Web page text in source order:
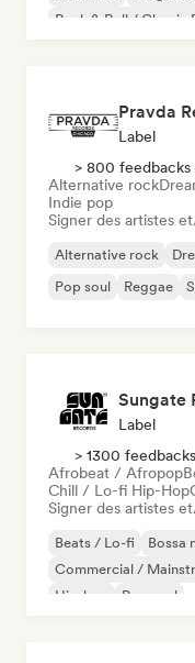
Rock & Roll / Classic
Pravda
Label
> 800 feedbacks
Alternative rock
Indie pop
Signer des artistes
Alternative rock
Pop soul
Reggae
Sungate
Label
> 1300
Afrobeat / Afropop
Chill / Lo-fi Hip-Hop
Signer des artistes
Beats / Lo-fi Bossa
Commercial /
Hip-hop
Pop soul